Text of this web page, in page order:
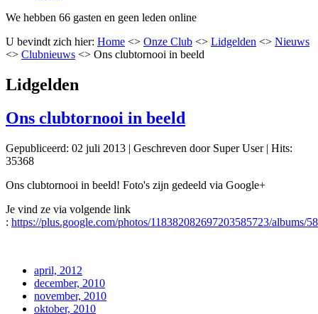
We hebben 66 gasten en geen leden online
U bevindt zich hier: Home <> Onze Club <> Lidgelden <> Nieuws
<> Clubnieuws <> Ons clubtornooi in beeld
Lidgelden
Ons clubtornooi in beeld
Gepubliceerd: 02 juli 2013 | Geschreven door Super User| Hits:
35368
Ons clubtornooi in beeld! Foto's zijn gedeeld via Google+
Je vind ze via volgende link
: https://plus.google.com/photos/118382082697203585723/albums/
april, 2012
december, 2010
november, 2010
oktober, 2010